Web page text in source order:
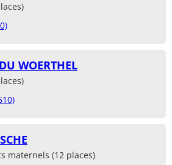
WOERTHEL
maternels (12 places)